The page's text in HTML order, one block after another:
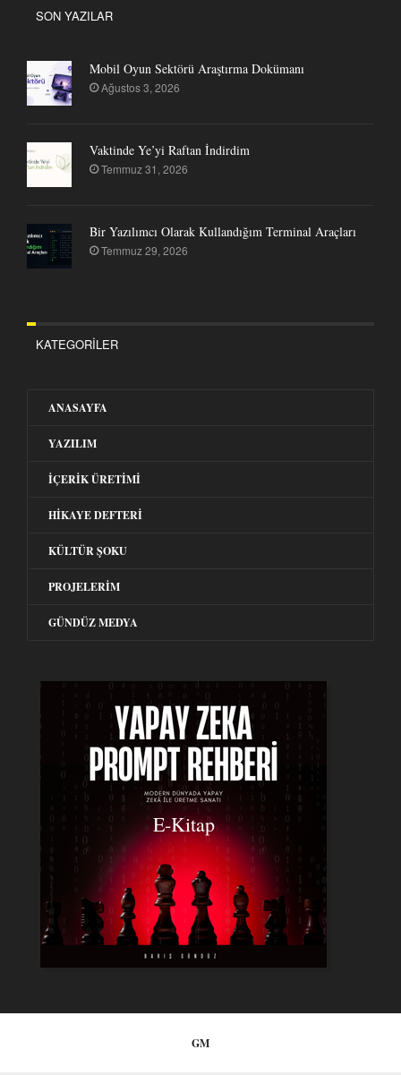
SON YAZILAR
Mobil Oyun Sektörü Araştırma Dokümanı
Ağustos 3, 2026
Vaktinde Ye’yi Raftan İndirdim
Temmuz 31, 2026
Bir Yazılımcı Olarak Kullandığım Terminal Araçları
Temmuz 29, 2026
KATEGORILER
ANASAYFA
YAZILIM
İÇERIK ÜRETIMI
HIKAYE DEFTERI
KÜLTÜR ŞOKU
PROJELERIM
GÜNDÜZ MEDYA
E-Kitap
GM